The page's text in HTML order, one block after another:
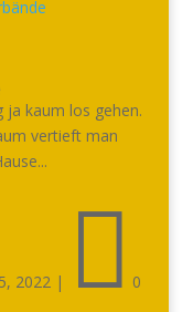
ja kaum los gehen.
vertieft man
2022|  0